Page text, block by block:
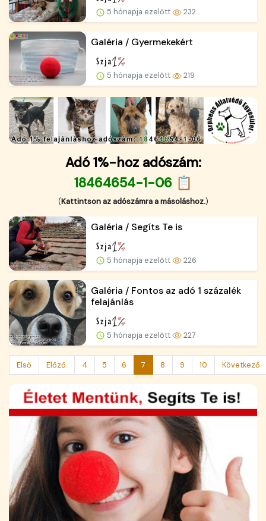
5 hónapja ezelőtt 232
Galéria / Gyermekekért
5 hónapja ezelőtt 219
Adó 1%-hoz adószám:
18464654-1-06 📋
(Kattintson az adószámra a másoláshoz.)
Galéria / Segíts Te is
5 hónapja ezelőtt 226
Galéria / Fontos az adó 1 százalék
felajánlás
5 hónapja ezelőtt 227
Első Előző. 4 5 6 7 8 9 10 Következő